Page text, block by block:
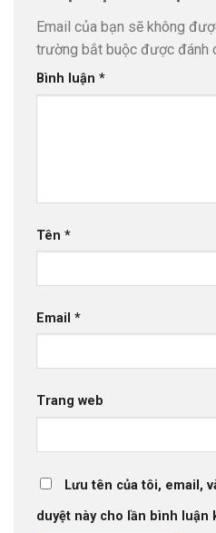
Email của bạn sẽ không
trường bắt buộc được đánh
Bình luận *
Tên *
Email *
Trang web
Lưu tên của tôi, email,
duyệt này cho lần bình luận